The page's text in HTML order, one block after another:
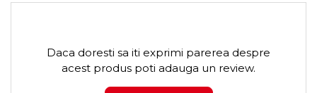
Daca doresti sa iti exprimi parerea despre
acest produs poti adauga un review.